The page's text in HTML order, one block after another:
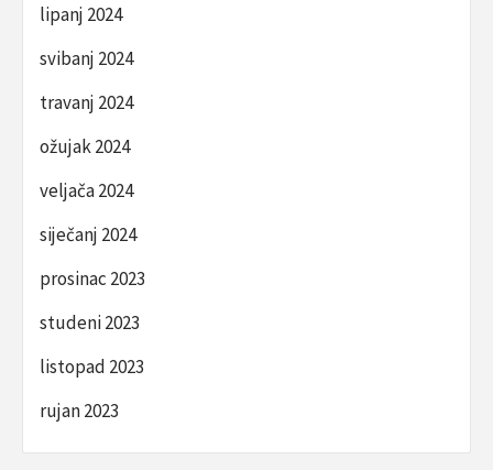
lipanj 2024
svibanj 2024
travanj 2024
ožujak 2024
veljača 2024
siječanj 2024
prosinac 2023
studeni 2023
listopad 2023
rujan 2023